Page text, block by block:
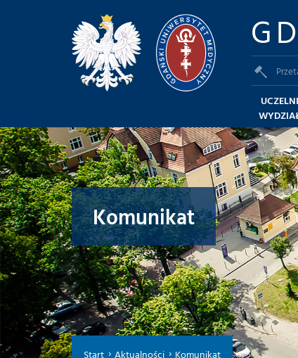
Komunikat
Start Aktualności Komunikat